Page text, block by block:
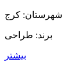
شهرستان: کرج
برند: طراحی
بیشتر